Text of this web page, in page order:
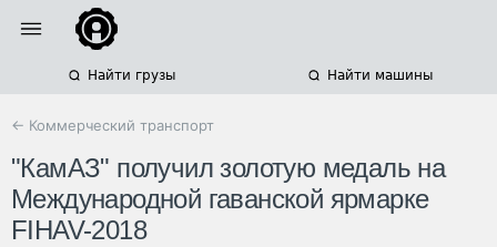
Найти грузы Найти машины
← Коммерческий транспорт
"КамАЗ" получил золотую медаль на
Международной гаванской ярмарке
FIHAV-2018